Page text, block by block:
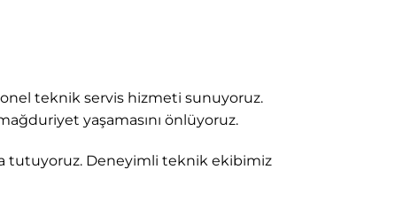
teknik servis hizmeti sunuyoruz.
yaşamasını önlüyoruz.
tutuyoruz. Deneyimli teknik ekibimiz